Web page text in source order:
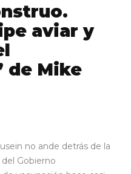
aviar y
de Mike
no ande detrás de la
Gobierno